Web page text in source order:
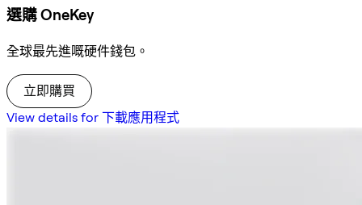
選購 OneKey
全球最先進嘅硬件錢包。
立即購買
View details for 下載應用程式